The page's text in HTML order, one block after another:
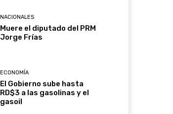
NACIONALES
Muere el diputado del PRM
Jorge Frías
ECONOMÍA
El Gobierno sube hasta
RD$3 a las gasolinas y el
gasoil